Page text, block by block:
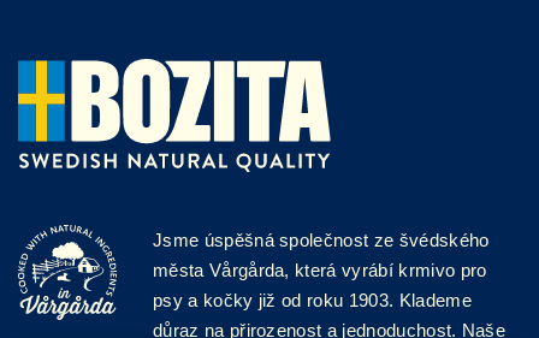
Jsme úspěšná společnost ze švédského
města Vårgårda, která vyrábí krmivo pro
psy a kočky již od roku 1903. Klademe
důraz na přirozenost a jednoduchost. Naše